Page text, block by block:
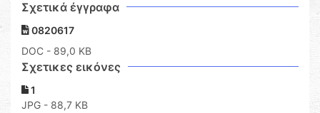
Σχετικά έγγραφα
0820617
DOC - 89,0 KB
Σχετικες εικόνες
1
JPG - 88,7 KB